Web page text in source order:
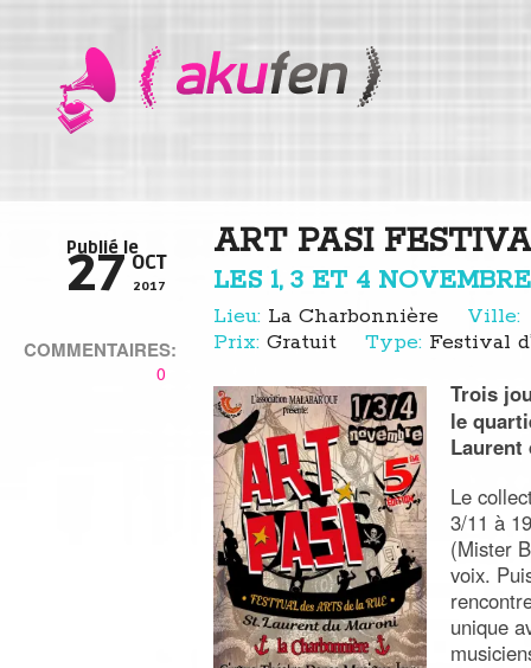
Publié le
27 OCT
2017
COMMENTAIRES:
0
ART PASI
LES 1, 3 ET 4
Lieu: La Charbonnière Ville:
Prix: Gratuit Type: Festival
Trois
le
Laurent
Le
3/11 à
(Mister
voix.
unique